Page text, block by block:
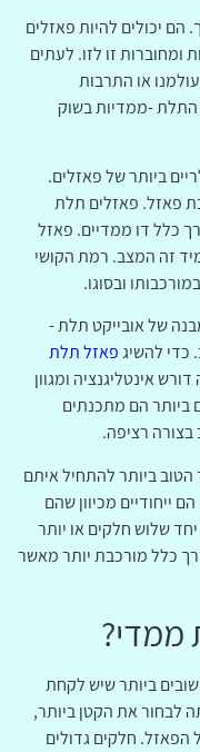
יכולים להיות פאזלים
ומחוברות זו לזו. לעתים
או התרבות
התלת -ממדיות בשוק
ביותר של פאזלים.
פאזל. פאזלים תלת
כלל דו ממדיים. פאזל
זה המצב. רמת הקושי
ובסוגו.
של אובייקט תלת -
כדי להשיגפאזל תלת
אינטליגנציה ומגוון
ביותר הם מתכנתים
רציפה.
ביותר להתחיל איתם
ייחודיים מכיוון שהם
שלוש חלקים או יותר
כלל מורכבת יותר מאשר
ממדי?
ביותר שיש לקחת
לבחור את הקטן ביותר,
חלקים גדולים